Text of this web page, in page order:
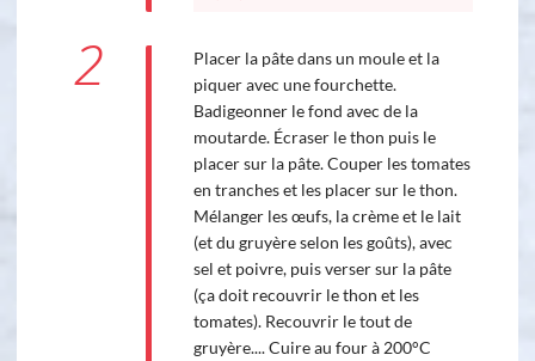
2
Placer la pâte dans un moule et la
piquer avec une fourchette.
Badigeonner le fond avec de la
moutarde. Écraser le thon puis le
placer sur la pâte. Couper les tomates
en tranches et les placer sur le thon.
Mélanger les œufs, la crème et le lait
(et du gruyère selon les goûts), avec
sel et poivre, puis verser sur la pâte
(ça doit recouvrir le thon et les
tomates). Recouvrir le tout de
gruyère.... Cuire au four à 200°C